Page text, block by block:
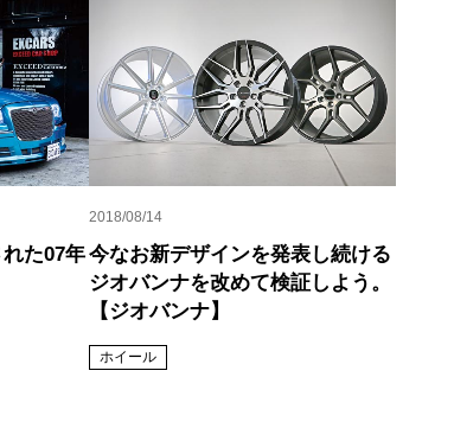
た07年
2018/08/14
今なお新デザインを発表し続ける
ジオバンナを改めて検証しよう。
【ジオバンナ】
ホイール